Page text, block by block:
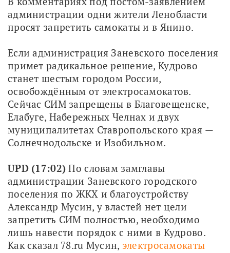
администрации одни жители Ленобласти
просят запретить самокаты и в Янино.
Если администрация Заневского поселения
примет радикальное решение, Кудрово
станет шестым городом России,
освобождённым от электросамокатов.
Сейчас СИМ запрещены в Благовещенске,
Елабуге, Набережных Челнах и двух
муниципалитетах Ставропольского края —
Солнечнодольске и Изобильном.
UPD (17:02) По словам замглавы
администрации Заневского городского
поселения по ЖКХ и благоустройству
Александр Мусин, у властей нет цели
запретить СИМ полностью, необходимо
лишь навести порядок с ними в Кудрово.
Как сказал 78.ru Мусин, электросамокаты